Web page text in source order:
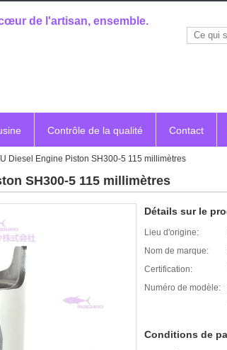
de l'artisan, ensemble.
Contrôle de la qualité Contact
Diesel Engine Piston SH300-5 115 millimètres
SH300-5 115 millimètres
Détails sur le
Lieu d'origine:
Nom de marque:
Certification:
Numéro de modèle:
Conditions de